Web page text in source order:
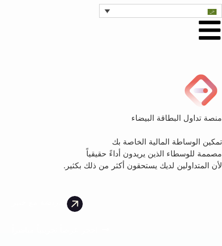
منصة تداول البطاقة البيضاء
تمكين الوساطة المالية الخاصة بك
مصممة للوسطاء الذين يريدون أداءً حقيقياً
لأن المتداولين لديك يستحقون أكثر من ذلك بكثير.